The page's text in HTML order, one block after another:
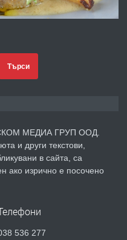
в гр. Хасково кв.
537 426
преди 2 дни
обзаведен
Търси
МЕДИА ГРУП ООД.
и други текстови,
в сайта, са
ако изрично е посочено
536 277